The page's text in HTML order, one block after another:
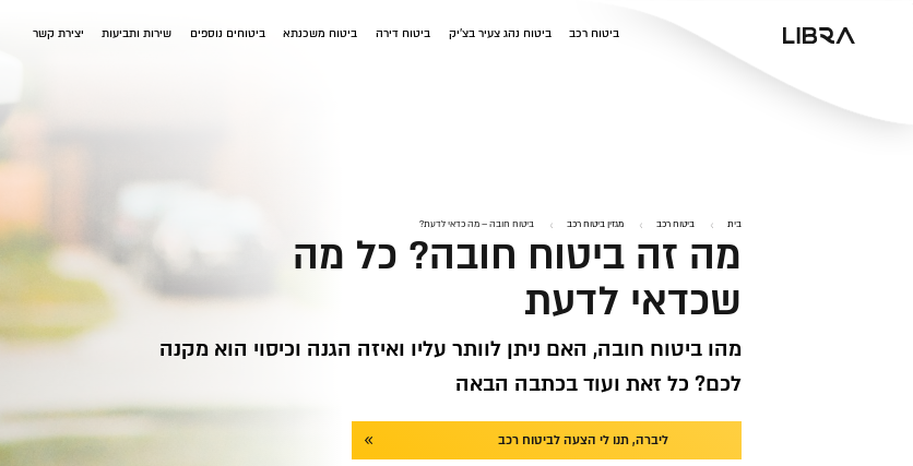
ביטוח רכב ביטוח נהג צעיר בצ'יק ביטוח דירה ביטוח משכנתא ביטוחים נוספים שירות ותביעות יצירת קשר
בית ביטוח רכב מגזין ביטוח רכב ביטוח חובה – מה כדאי לדעת?
מה זה ביטוח חובה? כל מה
שכדאי לדעת
מהו ביטוח חובה, האם ניתן לוותר עליו ואיזה הגנה וכיסוי הוא מקנה
לכם? כל זאת ועוד בכתבה הבאה
ליברה, תנו לי הצעה לביטוח רכב